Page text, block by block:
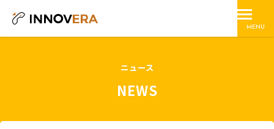
MENU
ニュース
NEWS